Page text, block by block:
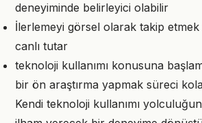
deneyiminde belirleyici olabilir
İlerlemeyi görsel olarak takip
canlı tutar
teknoloji kullanımı konusuna
bir ön araştırma yapmak süreci
Kendi teknoloji kullanımı